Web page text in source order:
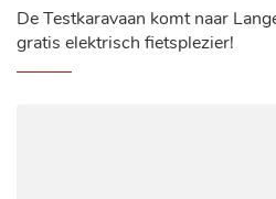
De Testkaravaan komt naar
gratis elektrisch fietsplezier!